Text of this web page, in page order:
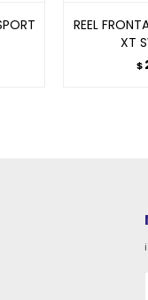
REEL
XT
$